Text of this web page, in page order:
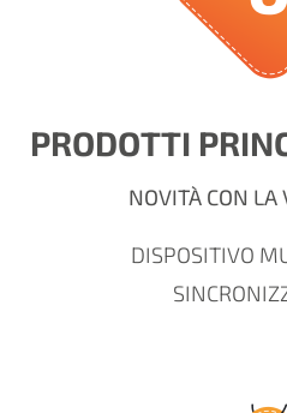
PRODOTTI
NOVITÀ CON LA
DISPOSITIVO